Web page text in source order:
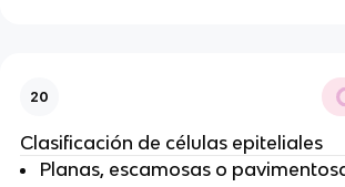
20
Clasificación de células epiteliales
Planas, escamosas o